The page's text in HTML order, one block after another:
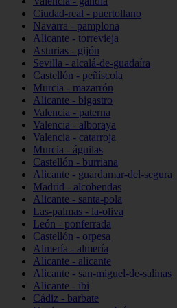
Ciudad-real - puertollano
Navarra - pamplona
Alicante - torrevieja
Asturias - gijón
Sevilla - alcalá-de-guadaíra
Castellón - peñíscola
Murcia - mazarrón
Alicante - bigastro
Valencia - paterna
Valencia - alboraya
Valencia - catarroja
Murcia - águilas
Castellón - burriana
Alicante - guardamar-del-segura
Madrid - alcobendas
Alicante - santa-pola
Las-palmas - la-oliva
León - ponferrada
Castellón - orpesa
Almería - almería
Alicante - alicante
Alicante - san-miguel-de-salinas
Alicante - ibi
Cádiz - barbate